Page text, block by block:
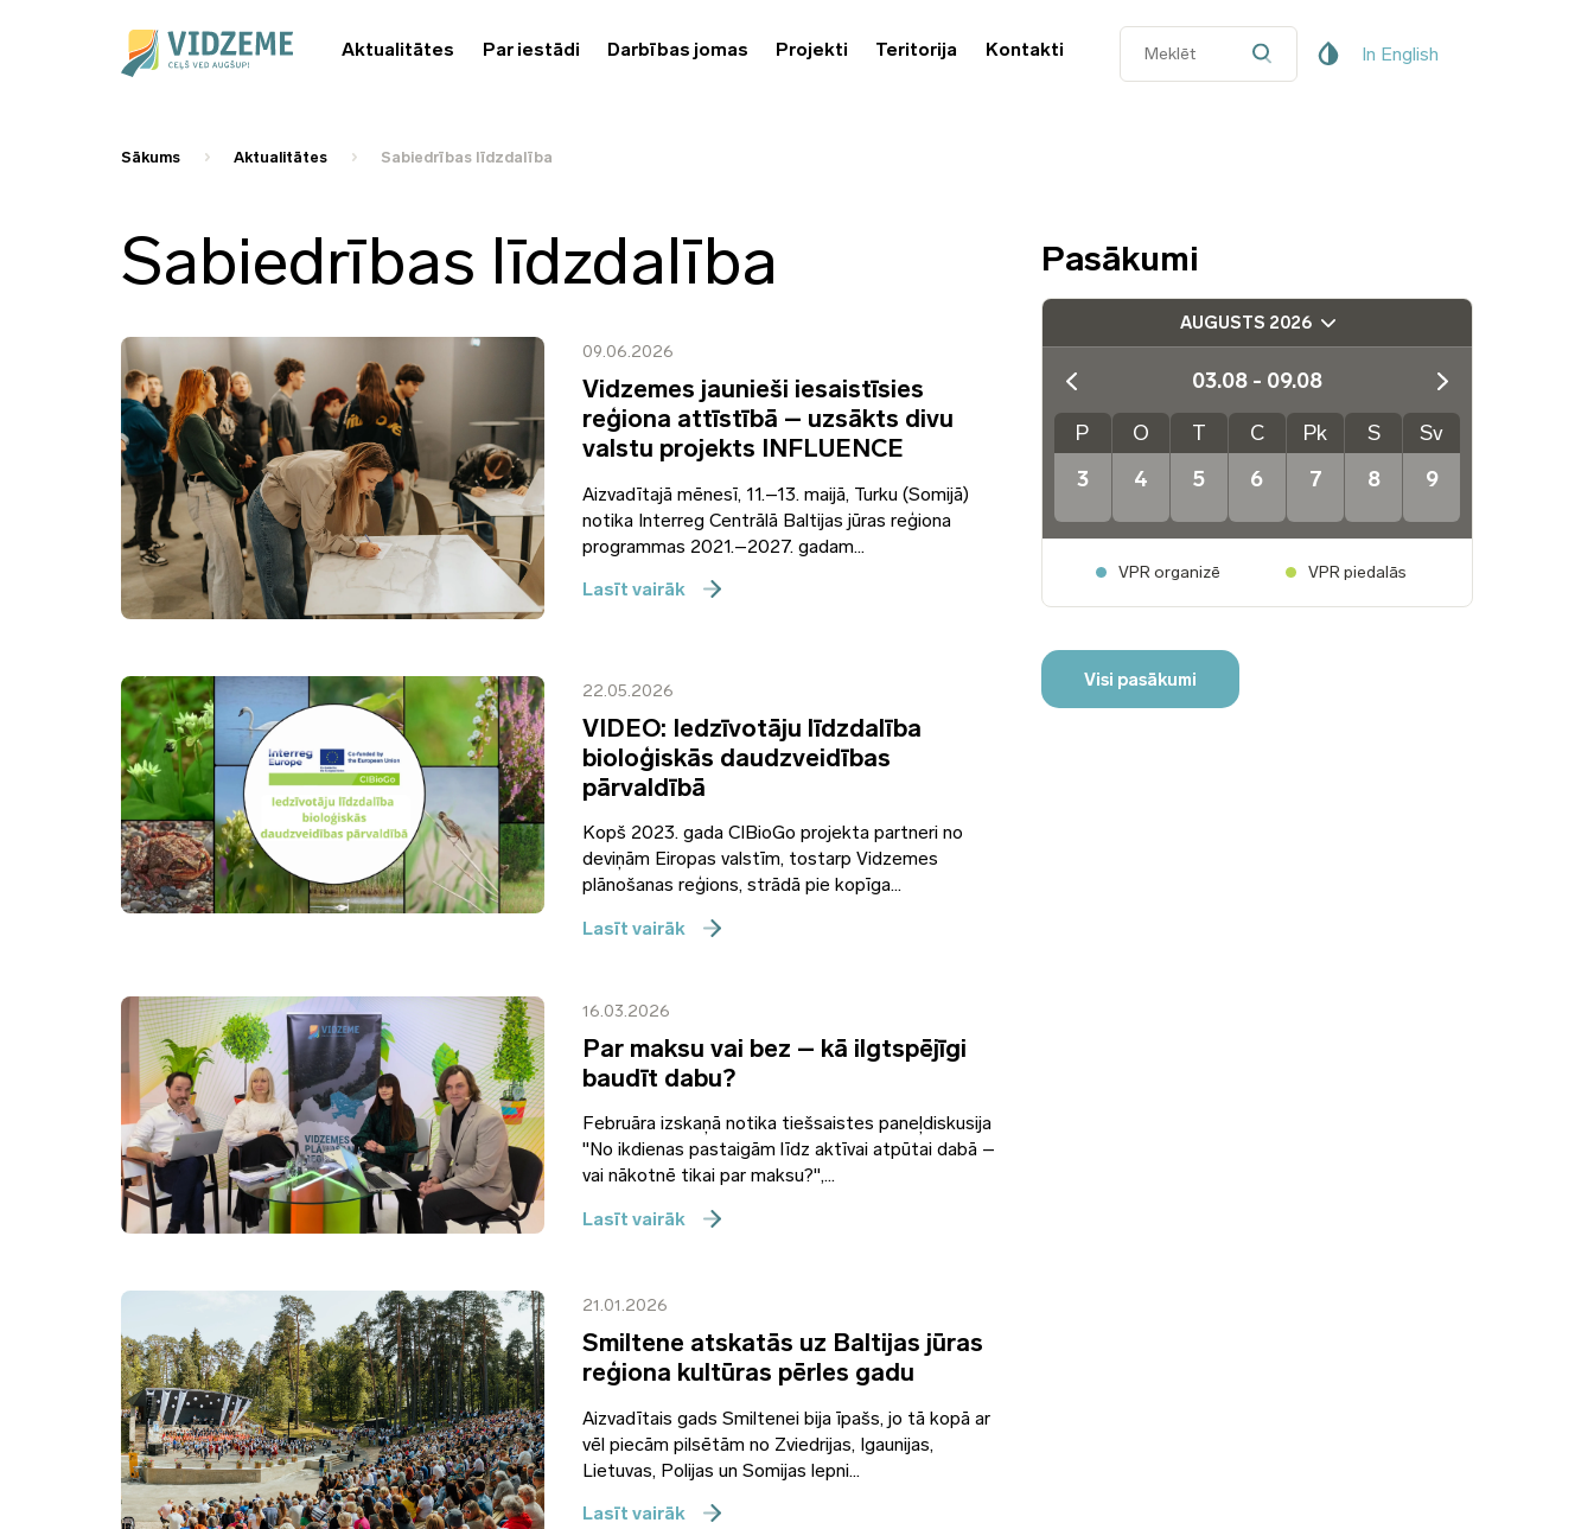
Aktualitātes Par iestādi Darbības jomas Projekti Teritorija Kontakti In English
Sākums Aktualitātes Sabiedrības līdzdalība
Sabiedrības līdzdalība
09.06.2026
Vidzemes jaunieši iesaistīsies
reģiona attīstībā – uzsākts divu
valstu projekts INFLUENCE
Aizvadītajā mēnesī, 11.–13. maijā, Turku (Somijā)
notika Interreg Centrālā Baltijas jūras reģiona
programmas 2021.–2027. gadam...
Lasīt vairāk
22.05.2026
VIDEO: Iedzīvotāju līdzdalība
bioloģiskās daudzveidības
pārvaldībā
Kopš 2023. gada CIBioGo projekta partneri no
deviņām Eiropas valstīm, tostarp Vidzemes
plānošanas reģions, strādā pie kopīga...
Lasīt vairāk
16.03.2026
Par maksu vai bez – kā ilgtspējīgi
baudīt dabu?
Februāra izskaņā notika tiešsaistes paneļdiskusija
"No ikdienas pastaigām līdz aktīvai atpūtai dabā –
vai nākotnē tikai par maksu?",...
Lasīt vairāk
21.01.2026
Smiltene atskatās uz Baltijas jūras
reģiona kultūras pērles gadu
Aizvadītais gads Smiltenei bija īpašs, jo tā kopā ar
vēl piecām pilsētām no Zviedrijas, Igaunijas,
Lietuvas, Polijas un Somijas lepni...
Lasīt vairāk
Pasākumi
AUGUSTS 2026
03.08 - 09.08
P
3
O
4
T
5
C
6
Pk
7
S
8
Sv
9
VPR organizē VPR piedalās
Visi pasākumi